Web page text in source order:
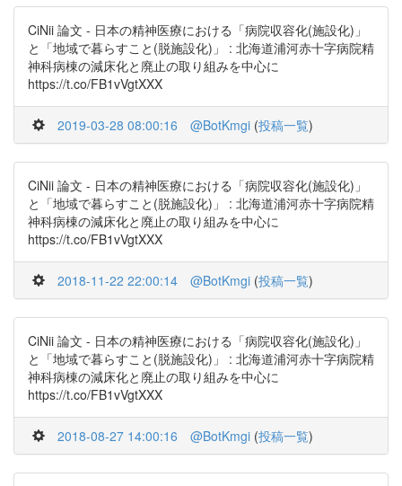
CiNii 論文 - 日本の精神医療における「病院収容化(施設化)」
と「地域で暮らすこと(脱施設化)」 : 北海道浦河赤十字病院精
神科病棟の減床化と廃止の取り組みを中心に
https://t.co/FB1vVgtXXX
2019-03-28 08:00:16 @BotKmgi (投稿一覧)
CiNii 論文 - 日本の精神医療における「病院収容化(施設化)」
と「地域で暮らすこと(脱施設化)」 : 北海道浦河赤十字病院精
神科病棟の減床化と廃止の取り組みを中心に
https://t.co/FB1vVgtXXX
2018-11-22 22:00:14 @BotKmgi (投稿一覧)
CiNii 論文 - 日本の精神医療における「病院収容化(施設化)」
と「地域で暮らすこと(脱施設化)」 : 北海道浦河赤十字病院精
神科病棟の減床化と廃止の取り組みを中心に
https://t.co/FB1vVgtXXX
2018-08-27 14:00:16 @BotKmgi (投稿一覧)